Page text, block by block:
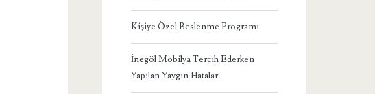
Kişiye Özel Beslenme Programı
İnegöl Mobilya Tercih Ederken
Yapılan Yaygın Hatalar